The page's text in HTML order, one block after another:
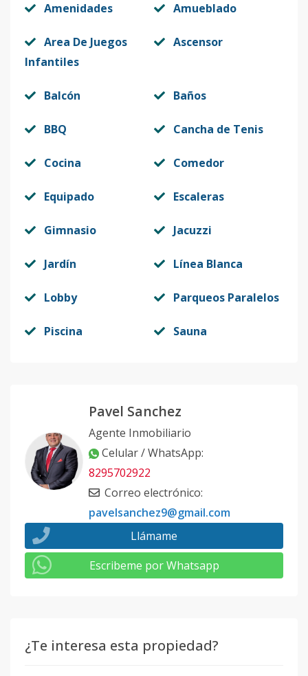
Amenidades Amueblado
Area De Juegos
Infantiles
Ascensor
Balcón Baños
BBQ Cancha de Tenis
Cocina Comedor
Equipado Escaleras
Gimnasio Jacuzzi
Jardín Línea Blanca
Lobby Parqueos Paralelos
Piscina Sauna
Pavel Sanchez
Agente Inmobiliario
Celular / WhatsApp:
8295702922
Correo electrónico:
pavelsanchez9@gmail.com
Llámame
Escribeme por Whatsapp
¿Te interesa esta propiedad?